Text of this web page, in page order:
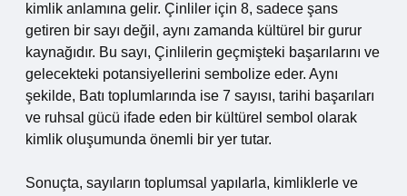
kimlik anlamına gelir. Çinliler için 8, sadece şans
getiren bir sayı değil, aynı zamanda kültürel bir gurur
kaynağıdır. Bu sayı, Çinlilerin geçmişteki başarılarını ve
gelecekteki potansiyellerini sembolize eder. Aynı
şekilde, Batı toplumlarında ise 7 sayısı, tarihi başarıları
ve ruhsal gücü ifade eden bir kültürel sembol olarak
kimlik oluşumunda önemli bir yer tutar.
Sonuçta, sayıların toplumsal yapılarla, kimliklerle ve